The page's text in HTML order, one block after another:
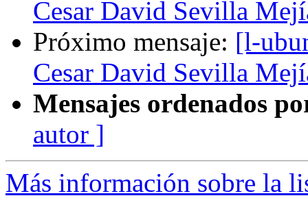
Cesar David Sevilla
Próximo mensaje: [l-
Cesar David Sevilla
Mensajes ordenados
autor ]
Más información sobre la